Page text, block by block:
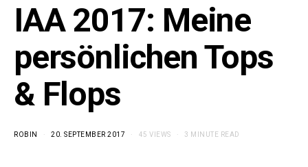
IAA 2017: Meine
persönlichen Tops
& Flops
ROBIN 20. SEPTEMBER 2017 45 VIEWS 3 MINUTE READ